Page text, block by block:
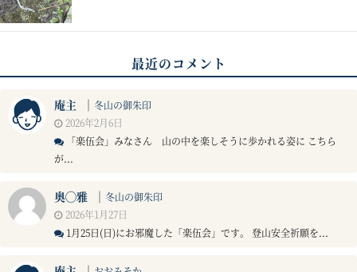
最近のコメント
庵主 ｜ 冬山の御朱印
2026年2月6日
「楽伍会」みなさん 山の中を楽しそうに歩かれる姿に こちら
が...
奥◯雅 ｜ 冬山の御朱印
2026年1月27日
1月25日(日)にお邪魔した「楽伍会」です。 登山安全祈願を...